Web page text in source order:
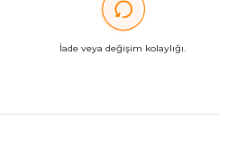
İade veya değişim kolaylığı.